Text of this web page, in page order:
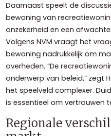
Daarnaast speelt de
bewoning van
onzekerheid en een
Volgens NVM vraagt het
bewoning nadrukkelijk om
overheden. “De
onderwerp van beleid,” zegt
het speelveld complexer.
is essentieel om vertrouwen
Regionale